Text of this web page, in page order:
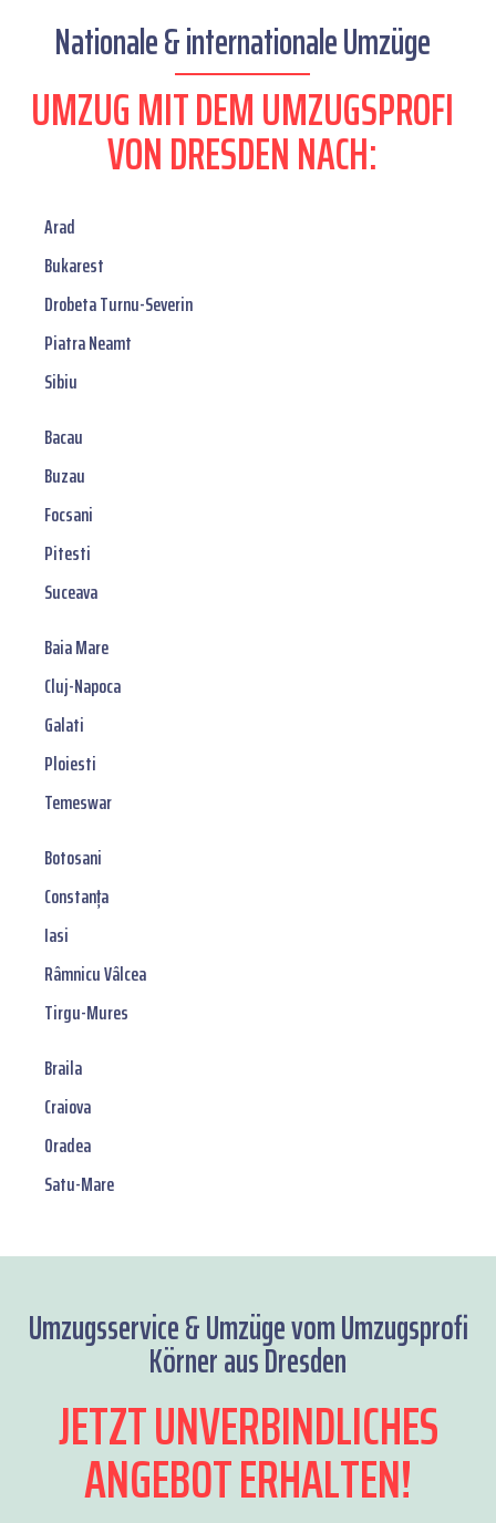
Nationale & internationale Umzüge
UMZUG MIT DEM UMZUGSPROFI
VON DRESDEN NACH:
Arad
Bukarest
Drobeta Turnu-Severin
Piatra Neamt
Sibiu
Bacau
Buzau
Focsani
Pitesti
Suceava
Baia Mare
Cluj-Napoca
Galati
Ploiesti
Temeswar
Botosani
Constanța
Iasi
Râmnicu Vâlcea
Tirgu-Mures
Braila
Craiova
Oradea
Satu-Mare
Umzugsservice & Umzüge vom Umzugsprofi
Körner aus Dresden
JETZT UNVERBINDLICHES
ANGEBOT ERHALTEN!